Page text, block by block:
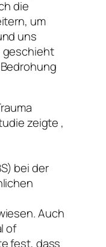
die
um
uns
geschieht
zeigte ,
bei der
Auch
of
fest, dass